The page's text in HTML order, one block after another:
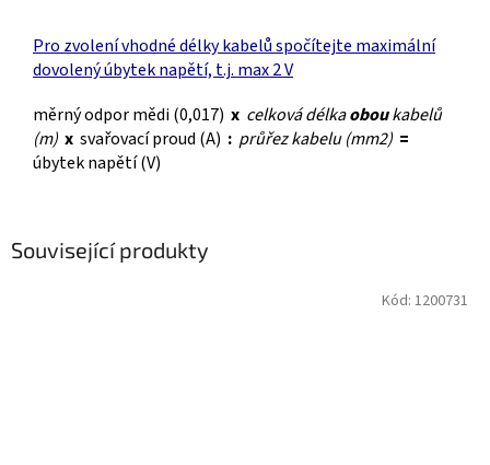
Pro zvolení vhodné délky kabelů spočítejte maximální
dovolený úbytek napětí, t.j. max 2 V
měrný odpor mědi (0,017) x celková délkaoboukabelů
(m) x svařovací proud (A) : průřez kabelu (mm2) =
úbytek napětí (V)
Související produkty
Kód: 1200731